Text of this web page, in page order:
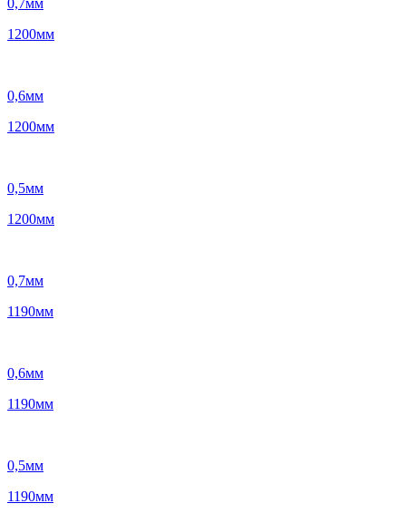
0,7мм
1200мм
0,6мм
1200мм
0,5мм
1200мм
0,7мм
1190мм
0,6мм
1190мм
0,5мм
1190мм